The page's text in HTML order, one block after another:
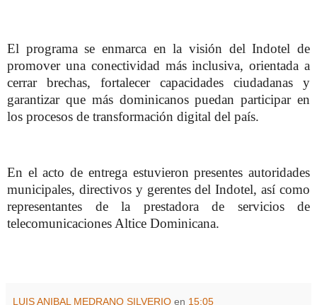
El programa se enmarca en la visión del Indotel de
promover una conectividad más inclusiva, orientada a
cerrar brechas, fortalecer capacidades ciudadanas y
garantizar que más dominicanos puedan participar en
los procesos de transformación digital del país.
En el acto de entrega estuvieron presentes autoridades
municipales, directivos y gerentes del Indotel, así como
representantes de la prestadora de servicios de
telecomunicaciones Altice Dominicana.
LUIS ANIBAL MEDRANO SILVERIO en 15:05